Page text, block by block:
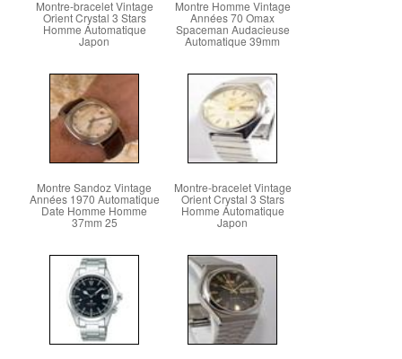
Montre-bracelet Vintage
Orient Crystal 3 Stars
Homme Automatique
Japon
Montre Homme Vintage
Années 70 Omax
Spaceman Audacieuse
Automatique 39mm
Montre Sandoz Vintage
Années 1970 Automatique
Date Homme Homme
37mm 25
Montre-bracelet Vintage
Orient Crystal 3 Stars
Homme Automatique
Japon